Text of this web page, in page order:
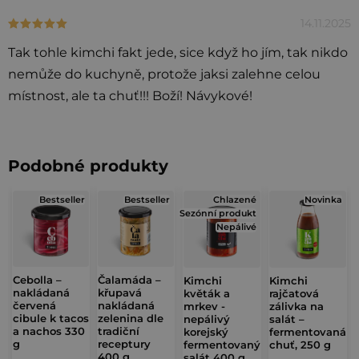
o
e
n
í
Hodnocení produktu je 5 z 5 hvězdiček. 14.11.2025
Tak tohle kimchi fakt jede, sice když ho jím, tak nikdo
nemůže do kuchyně, protože jaksi zalehne celou
místnost, ale ta chuť!!! Boží! Návykové!
Podobné produkty
Bestseller
Cebolla –
nakládaná
červená
cibule k tacos
a nachos 330
g
Bestseller
Čalamáda –
křupavá
nakládaná
zelenina dle
tradiční
receptury
400 g
Chlazené
Sezónní produkt
Nepálivé
Kimchi
květák a
mrkev -
nepálivý
korejský
fermentovaný
Novinka
Kimchi
rajčatová
zálivka na
salát –
fermentovaná
chuť, 250 g